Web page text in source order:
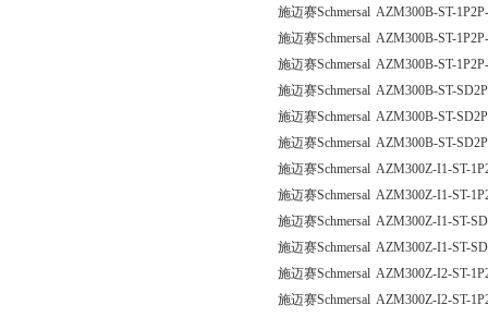
施迈赛Schmersal AZM300B-ST-
施迈赛Schmersal AZM300B-ST-
施迈赛Schmersal AZM300B-ST-
施迈赛Schmersal AZM300B-ST-SD2P
施迈赛Schmersal AZM300B-ST-
施迈赛Schmersal AZM300B-ST-
施迈赛Schmersal AZM300Z-I1-ST-
施迈赛Schmersal AZM300Z-I1-ST-
施迈赛Schmersal AZM300Z-I1-ST-
施迈赛Schmersal AZM300Z-I1-ST-
施迈赛Schmersal AZM300Z-I2-ST-
施迈赛Schmersal AZM300Z-I2-ST-